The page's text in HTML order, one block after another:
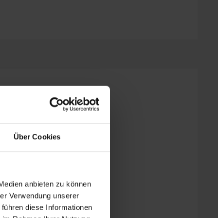
Über Cookies
anbieten zu können
Verwendung unserer
diese Informationen